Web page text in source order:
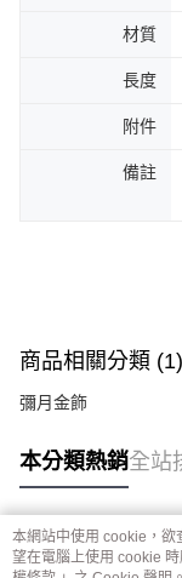
材質
長度
附件
備註
商品相關分類 (1)
彌月金飾
本分類熱銷全站
熱門標籤
本網站中使用 cookie，欲
望在電腦上使用 cookie